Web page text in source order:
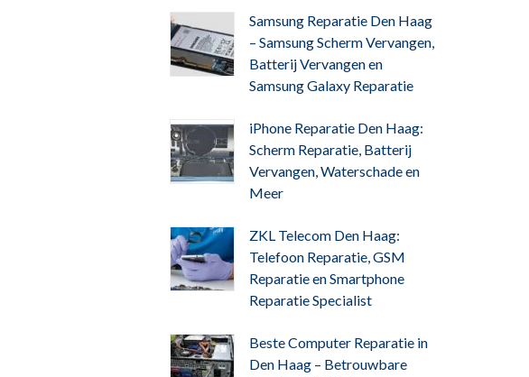
Samsung Reparatie Den Haag
– Samsung Scherm Vervangen,
Batterij Vervangen en
Samsung Galaxy Reparatie
iPhone Reparatie Den Haag:
Scherm Reparatie, Batterij
Vervangen, Waterschade en
Meer
ZKL Telecom Den Haag:
Telefoon Reparatie, GSM
Reparatie en Smartphone
Reparatie Specialist
Beste Computer Reparatie in
Den Haag – Betrouwbare